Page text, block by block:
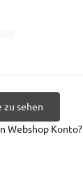
zu sehen
Webshop Konto?